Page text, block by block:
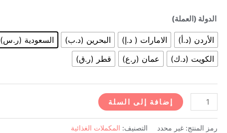
الدولة (العملة)
الأردن (د.أ) الامارات ( د.إ) البحرين (د.ب)
السعودية (ر.س)
الكويت (د.ك)
عمان (ر.ع) قطر (ر.ق)
كمية
فيتوليز
(مكمل
إضافة إلى السلة
رمز المنتج: غير محدد التصنيف: المكملات الغذائية